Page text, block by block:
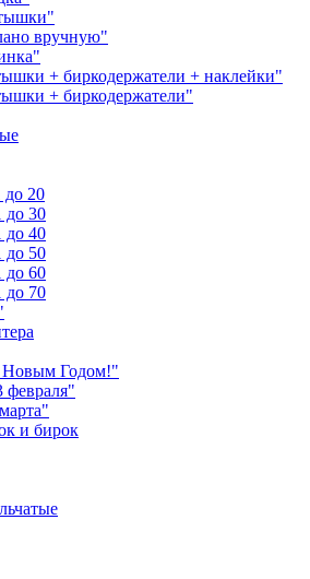
вручную"
+ биркодержатели + наклейки"
+ биркодержатели"
до 20
до 30
до 40
до 50
до 60
до 70
Новым Годом!"
февраля"
и бирок